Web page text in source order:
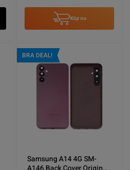
Köp nu
BRA DEAL!
Samsung A14 4G SM-